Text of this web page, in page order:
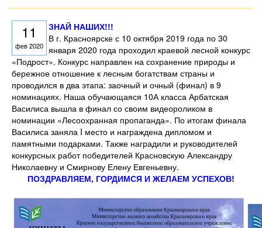
11
фев 2020
ЗНАЙ НАШИХ!!!
В г. Красноярске с 10 октября 2019 года по 30
января 2020 года проходил краевой лесной конкурс
«Подрост». Конкурс направлен на сохранение природы и
бережное отношение к лесным богатствам страны и
проводился в два этапа: заочный и очный (финал) в 9
номинациях. Наша обучающаяся 10А класса Арбатская
Василиса вышла в финал со своим видеороликом в
номинации «Лесоохранная пропаганда». По итогам финала
Василиса заняла I место и награждена дипломом и
памятными подарками. Также наградили и руководителей
конкурсных работ победителей Красновскую Александру
Николаевну и Смирнову Елену Евгеньевну.
ПОЗДРАВЛЯЕМ, ГОРДИМСЯ И ЖЕЛАЕМ УСПЕХОВ!